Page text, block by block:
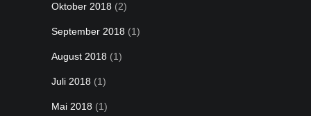
Oktober 2018 (2)
September 2018 (1)
August 2018 (1)
Juli 2018 (1)
Mai 2018 (1)